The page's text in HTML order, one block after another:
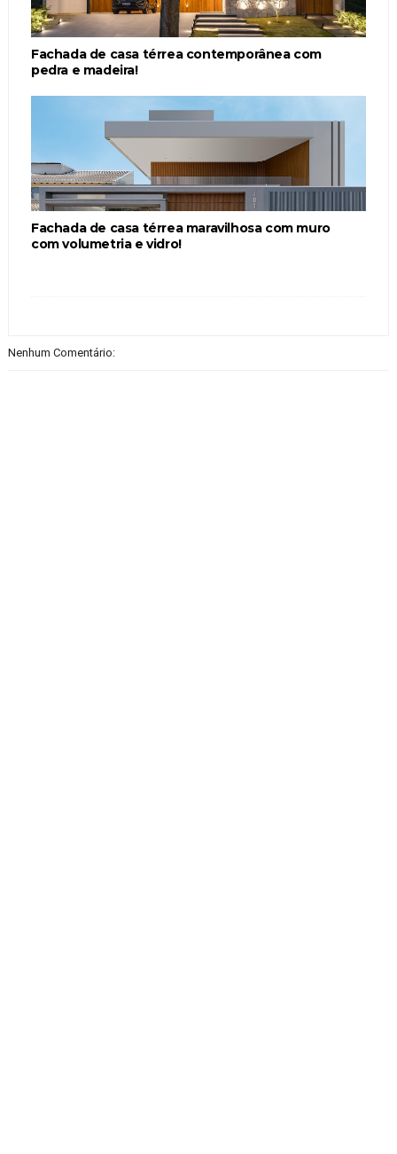
Fachada de casa térrea contemporânea com
pedra e madeira!
Fachada de casa térrea maravilhosa com muro
com volumetria e vidro!
Nenhum Comentário: